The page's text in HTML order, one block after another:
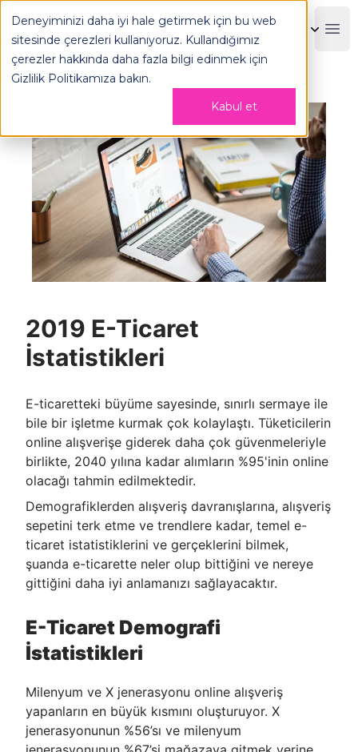
Deneyiminizi daha iyi hale getirmek için bu web
sitesinde çerezleri kullanıyoruz. Kullandığımız
çerezler hakkında daha fazla bilgi edinmek için
Gizlilik Politikamıza bakın.
Kabul et
OPLOG
2019 E-Ticaret
İstatistikleri
E-ticaretteki büyüme sayesinde, sınırlı sermaye ile
bile bir işletme kurmak çok kolaylaştı. Tüketicilerin
online alışverişe giderek daha çok güvenmeleriyle
birlikte, 2040 yılına kadar alımların %95'inin online
olacağı tahmin edilmektedir.
Demografiklerden alışveriş davranışlarına, alışveriş
sepetini terk etme ve trendlere kadar, temel e-
ticaret istatistiklerini ve gerçeklerini bilmek,
şuanda e-ticarette neler olup bittiğini ve nereye
gittiğini daha iyi anlamanızı sağlayacaktır.
E-Ticaret Demografi
İstatistikleri
Milenyum ve X jenerasyonu online alışveriş
yapanların en büyük kısmını oluşturuyor. X
jenerasyonunun %56’sı ve milenyum